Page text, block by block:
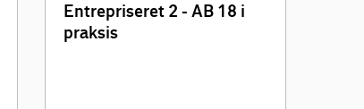
Entrepriseret 2 - AB 18 i
praksis